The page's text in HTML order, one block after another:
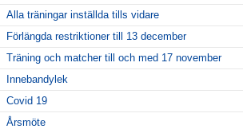
Alla träningar inställda tills vidare
Förlängda restriktioner till 13 december
Träning och matcher till och med 17 november
Innebandylek
Covid 19
Årsmöte